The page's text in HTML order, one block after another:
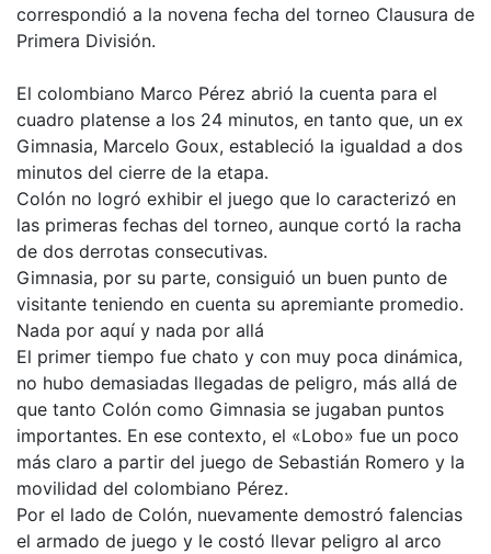
correspondió a la novena fecha del torneo Clausura de
Primera División.
El colombiano Marco Pérez abrió la cuenta para el
cuadro platense a los 24 minutos, en tanto que, un ex
Gimnasia, Marcelo Goux, estableció la igualdad a dos
minutos del cierre de la etapa.
Colón no logró exhibir el juego que lo caracterizó en
las primeras fechas del torneo, aunque cortó la racha
de dos derrotas consecutivas.
Gimnasia, por su parte, consiguió un buen punto de
visitante teniendo en cuenta su apremiante promedio.
Nada por aquí y nada por allá
El primer tiempo fue chato y con muy poca dinámica,
no hubo demasiadas llegadas de peligro, más allá de
que tanto Colón como Gimnasia se jugaban puntos
importantes. En ese contexto, el «Lobo» fue un poco
más claro a partir del juego de Sebastián Romero y la
movilidad del colombiano Pérez.
Por el lado de Colón, nuevamente demostró falencias
el armado de juego y le costó llevar peligro al arco